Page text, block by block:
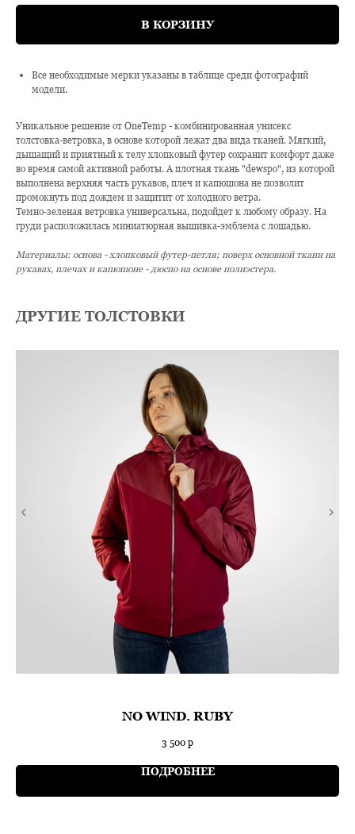
В КОРЗИНУ
Все необходимые мерки указаны в таблице среди фотографий
модели.
Уникальное решение от OneTemp - комбинированная унисекс
толстовка-ветровка, в основе которой лежат два вида тканей. Мягкий,
дышащий и приятный к телу хлопковый футер сохранит комфорт даже
во время самой активной работы. А плотная ткань "dewspo", из которой
выполнена верхняя часть рукавов, плеч и капюшона не позволит
промокнуть под дождем и защитит от холодного ветра.
Темно-зеленая ветровка универсальна, подойдет к любому образу. На
груди расположилась миниатюрная вышивка-эмблема с лошадью.
Материалы: основа - хлопковый футер-петля; поверх основной ткани на
рукавах, плечах и капюшоне - дюспо на основе полиэстера.
ДРУГИЕ ТОЛСТОВКИ
NO WIND. RUBY
3 500 р
ПОДРОБНЕЕ